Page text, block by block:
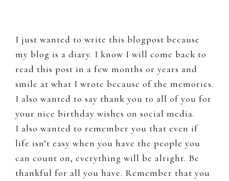
I just wanted to write this blogpost because
my blog is a diary. I know I will come back to
read this post in a few months or years and
smile at what I wrote because of the memories.
I also wanted to say thank you to all of you for
your nice birthday wishes on social media.
I also wanted to remember you that even if
life isn’t easy when you have the people you
can count on, everything will be alright. Be
thankful for all you have. Remember that you